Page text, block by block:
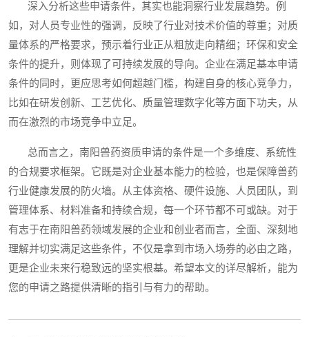
深入分析这些申请条件，其实也能洞察行业发展趋势。例
如，对人员专业性的强调，反映了行业对技术价值的尊重；对质
量体系的严格要求，预示着行业正从粗放走向精细；环保和安全
条件的提升，则体现了可持续发展的导向。企业在满足基本申请
条件的同时，更应思考如何超越门槛，构建自身的核心竞争力，
比如在研发创新、工艺优化、质量管理数字化等方面下功夫，从
而在激烈的市场竞争中立足。
总而言之，南阳兽药资质申请的条件是一个多维度、系统性
的合规要求框架。它既是对企业基本能力的检验，也是保障兽药
行业健康发展的防火墙。从主体资格、硬件设施、人员团队，到
管理体系、材料准备和持续合规，每一个环节都不可或缺。对于
有志于在南阳兽药领域发展的企业和创业者而言，全面、深刻地
理解并切实满足这些条件，不仅是拿到市场入场券的必由之路，
更是企业未来行稳致远的坚实根基。希望本文的详尽解析，能为
您的申请之路提供清晰的指引与有力的帮助。